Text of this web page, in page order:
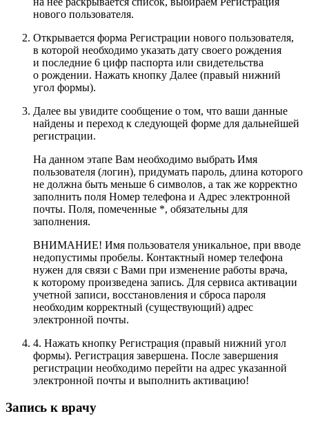
нового пользователя.
Открывается форма Регистрации нового пользователя,
в которой необходимо указать дату своего рождения
и последние 6 цифр паспорта или свидетельства
о рождении. Нажать кнопку Далее (правый нижний
угол формы).
Далее вы увидите сообщение о том, что ваши данные
найдены и переход к следующей форме для дальнейшей
регистрации.
На данном этапе Вам необходимо выбрать Имя
пользователя (логин), придумать пароль, длина которого
не должна быть меньше 6 символов, а так же корректно
заполнить поля Номер телефона и Адрес электронной
почты. Поля, помеченные *, обязательны для
заполнения.
ВНИМАНИЕ! Имя пользователя уникальное, при вводе
недопустимы пробелы. Контактный номер телефона
нужен для связи с Вами при изменение работы врача,
к которому произведена запись. Для сервиса активации
учетной записи, восстановления и сброса пароля
необходим корректный (существующий) адрес
электронной почты.
4. Нажать кнопку Регистрация (правый нижний угол
формы). Регистрация завершена. После завершения
регистрации необходимо перейти на адрес указанной
электронной почты и выполнить активацию!
Запись к врачу